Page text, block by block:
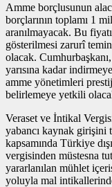
Amme borçlusunun
borçlarının toplamı 1
aranılmayacak. Bu
gösterilmesi zarurî
olacak.
yarısına kadar
amme yönetimleri
belirlemeye yetkili
Veraset ve İntikal
yabancı kaynak girişini
kapsamında Türkiye
vergisinden müstesna
yararlanılan mühlet
yoluyla mal